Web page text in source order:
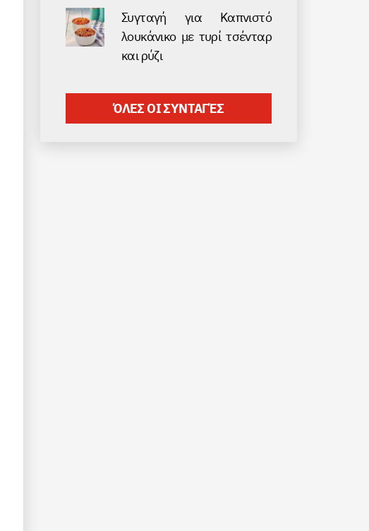
Συγταγή για Καπνιστό
λουκάνικο με τυρί τσένταρ
και ρύζι
ΌΛΕΣ ΟΙ ΣΥΝΤΑΓΈΣ